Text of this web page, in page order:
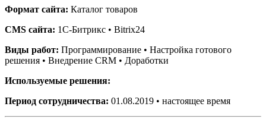
Формат сайта: Каталог товаров
CMS сайта: 1С-Битрикс • Bitrix24
Виды работ: Программирование • Настройка готового
решения • Внедрение CRM • Доработки
Используемые решения:
Период сотрудничества: 01.08.2019 • настоящее время